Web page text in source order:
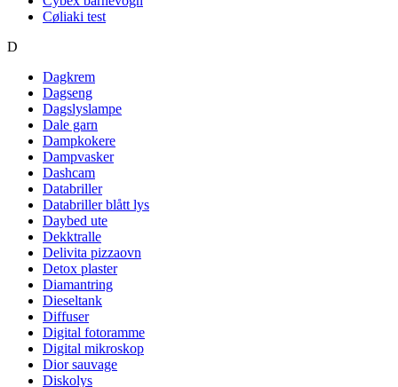
Cøliaki test
D
Dagkrem
Dagseng
Dagslyslampe
Dale garn
Dampkokere
Dampvasker
Dashcam
Databriller
Databriller blått lys
Daybed ute
Dekktralle
Delivita pizzaovn
Detox plaster
Diamantring
Dieseltank
Diffuser
Digital fotoramme
Digital mikroskop
Dior sauvage
Diskolys